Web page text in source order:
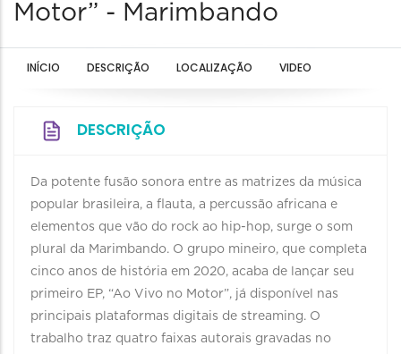
Motor” - Marimbando
INÍCIO DESCRIÇÃO LOCALIZAÇÃO VIDEO
DESCRIÇÃO
Da potente fusão sonora entre as matrizes da música
popular brasileira, a flauta, a percussão africana e
elementos que vão do rock ao hip-hop, surge o som
plural da Marimbando. O grupo mineiro, que completa
cinco anos de história em 2020, acaba de lançar seu
primeiro EP, “Ao Vivo no Motor”, já disponível nas
principais plataformas digitais de streaming. O
trabalho traz quatro faixas autorais gravadas no